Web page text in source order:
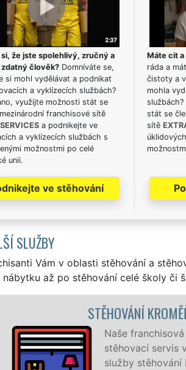
že jste spolehlivý, zručný a
člověk?Domníváte se,
si mohl vydělávat a podnikat
a vyklízecích službách?
využijte možnosti stát se
franchisové sítě
a podnikejte ve
a vyklízecích službách s
možnostmi po celé
unii.
ve stěhování
Máte cit a
ráda a
čistoty a
mohla
stát se
sítě
SLUŽBY
Vám v oblasti stěhování a
nábytku až po stěhování celé školy či
KROMĚŘÍŽ - STĚHOVACÍ PRÁCE
franchisová síť EXTRA STĚHOVÁNÍ
servis v Kroměříži. Poskytujeme
stěhování NON-STOP 24 hodin